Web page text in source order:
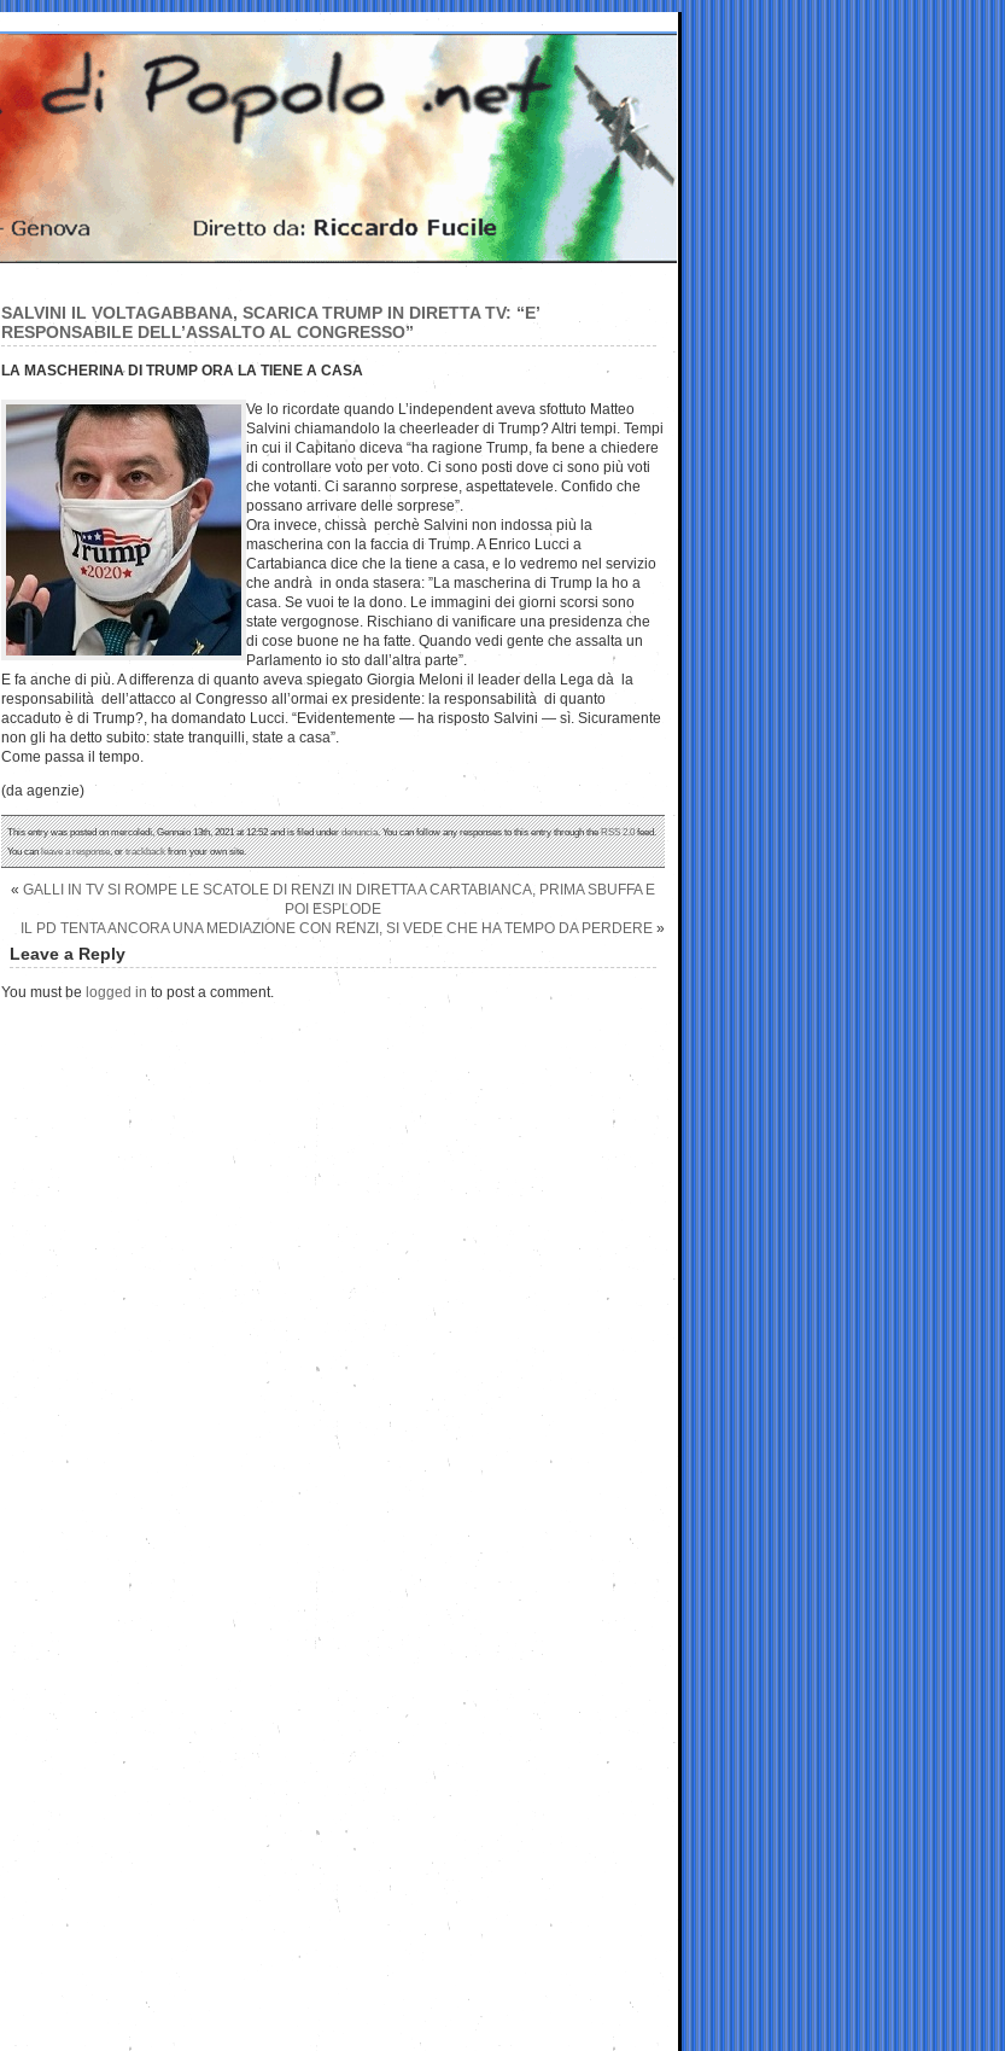
SALVINI IL VOLTAGABBANA, SCARICA TRUMP IN DIRETTA TV: “E’
RESPONSABILE DELL’ASSALTO AL CONGRESSO”
LA MASCHERINA DI TRUMP ORA LA TIENE A CASA
Ve lo ricordate quando L’independent aveva sfottuto Matteo
Salvini chiamandolo la cheerleader di Trump? Altri tempi. Tempi
in cui il Capitano diceva “ha ragione Trump, fa bene a chiedere
di controllare voto per voto. Ci sono posti dove ci sono più voti
che votanti. Ci saranno sorprese, aspettatevele. Confido che
possano arrivare delle sorprese”.
Ora invece, chissà perchè Salvini non indossa più la
mascherina con la faccia di Trump. A Enrico Lucci a
Cartabianca dice che la tiene a casa, e lo vedremo nel servizio
che andrà in onda stasera: ”La mascherina di Trump la ho a
casa. Se vuoi te la dono. Le immagini dei giorni scorsi sono
state vergognose. Rischiano di vanificare una presidenza che
di cose buone ne ha fatte. Quando vedi gente che assalta un
Parlamento io sto dall’altra parte”.
E fa anche di più. A differenza di quanto aveva spiegato Giorgia Meloni il leader della Lega dà la
responsabilità dell’attacco al Congresso all’ormai ex presidente: la responsabilità di quanto
accaduto è di Trump?, ha domandato Lucci. “Evidentemente — ha risposto Salvini — sì. Sicuramente
non gli ha detto subito: state tranquilli, state a casa”.
Come passa il tempo.
(da agenzie)
This entry was posted on mercoledì, Gennaio 13th, 2021 at 12:52 and is filed underdenuncia. You can follow any responses to this entry through theRSS 2.0feed.
You canleave a response, ortrackbackfrom your own site.
« GALLI IN TV SI ROMPE LE SCATOLE DI RENZI IN DIRETTA A CARTABIANCA, PRIMA SBUFFA E
POI ESPLODE
IL PD TENTA ANCORA UNA MEDIAZIONE CON RENZI, SI VEDE CHE HA TEMPO DA PERDERE »
Leave a Reply
You must be logged in to post a comment.